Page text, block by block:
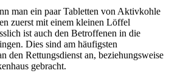
man ein paar Tabletten von Aktivkohle
zuerst mit einem kleinen Löffel
ist auch den Betroffenen in die
Dies sind am häufigsten
den Rettungsdienst an, beziehungsweise
gebracht.